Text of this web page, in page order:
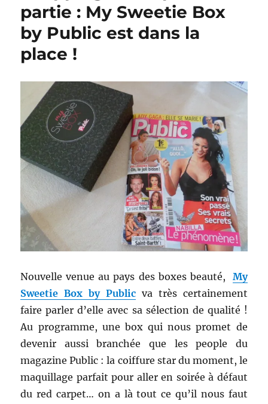
partie : My Sweetie Box
by Public est dans la
place !
Nouvelle venue au pays des boxes beauté,
My
Sweetie Box by Public va très certainement
faire parler d’elle avec sa sélection de qualité !
Au programme, une box qui nous promet de
devenir aussi branchée que les people du
magazine Public : la coiffure star du moment, le
maquillage parfait pour aller en soirée à défaut
du red carpet… on a là tout ce qu’il nous faut